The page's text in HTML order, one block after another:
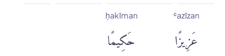
ʿazīzan
عَزِيزًا
ḥakīman
حَكِيمًا